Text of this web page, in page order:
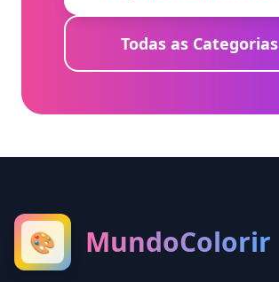
Todas as Categorias
🎨 MundoColorir